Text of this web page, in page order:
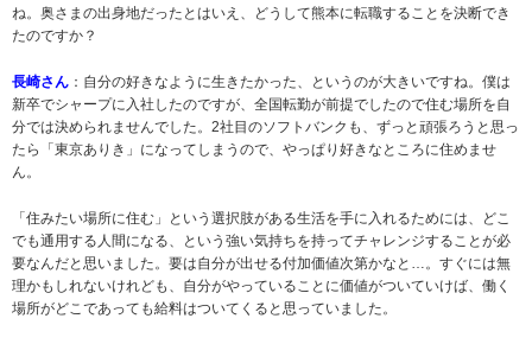
ね。奥さまの出身地だったとはいえ、どうして熊本に転職することを決断でき
たのですか？
長崎さん ：自分の好きなように生きたかった、というのが大きいですね。僕は
新卒でシャープに入社したのですが、全国転勤が前提でしたので住む場所を自
分では決められませんでした。2社目のソフトバンクも、ずっと頑張ろうと思っ
たら「東京ありき」になってしまうので、やっぱり好きなところに住めませ
ん。
「住みたい場所に住む」という選択肢がある生活を手に入れるためには、どこ
でも通用する人間になる、という強い気持ちを持ってチャレンジすることが必
要なんだと思いました。要は自分が出せる付加価値次第かなと…。すぐには無
理かもしれないけれども、自分がやっていることに価値がついていけば、働く
場所がどこであっても給料はついてくると思っていました。